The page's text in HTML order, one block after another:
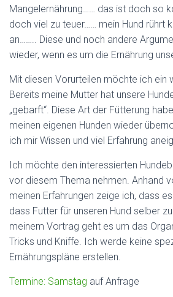
Mangelernährung…… das ist doch so
doch viel zu teuer…… mein Hund rührt
an…….. Diese und noch andere
wieder, wenn es um die Ernährung
Mit diesen Vorurteilen möchte ich ein
Bereits meine Mutter hat unsere
„gebarft“. Diese Art der Fütterung
meinen eigenen Hunden wieder
ich mir Wissen und viel Erfahrung
Ich möchte den interessierten
vor diesem Thema nehmen. Anhand
meinen Erfahrungen zeige ich, dass
dass Futter für unseren Hund selber
meinem Vortrag geht es um das
Tricks und Kniffe. Ich werde keine
Ernährungspläne erstellen.
Termine: Samstag auf Anfrage